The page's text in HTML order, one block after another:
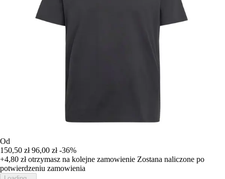
Od
150,50 zł 96,00 zł -36%
+4,80 złotrzymasz na kolejne zamowienie Zostana naliczone po
potwierdzeniu zamowienia